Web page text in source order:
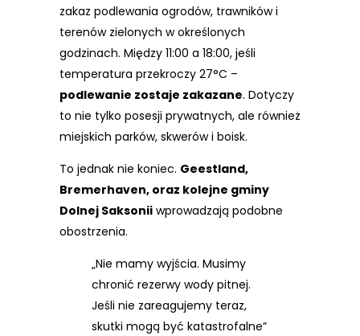
zakaz podlewania ogrodów, trawników i
terenów zielonych w określonych
godzinach. Między 11:00 a 18:00, jeśli
temperatura przekroczy 27°C –
podlewanie zostaje zakazane. Dotyczy
to nie tylko posesji prywatnych, ale również
miejskich parków, skwerów i boisk.
To jednak nie koniec. Geestland,
Bremerhaven, oraz kolejne gminy
Dolnej Saksonii wprowadzają podobne
obostrzenia.
„Nie mamy wyjścia. Musimy
chronić rezerwy wody pitnej.
Jeśli nie zareagujemy teraz,
skutki mogą być katastrofalne”